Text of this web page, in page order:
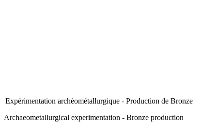
Expérimentation archéométallurgique - Production de Bronze
Archaeometallurgical experimentation - Bronze production